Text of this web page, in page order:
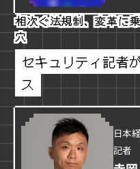
相次ぐ法規制、変革に
穴
セキュリティ記者
ス
日本
記者